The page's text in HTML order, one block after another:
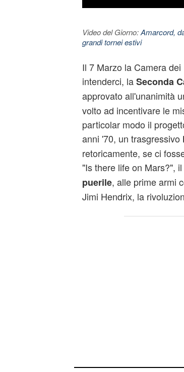
Video del Giorno:Amarcord,
grandi tornei estivi
Il 7 Marzo la Camera
intenderci, laSeconda
approvato all'unanimità
volto ad incentivare le
particolar modo il
anni '70, un trasgressivo
retoricamente, se ci
"Is there life on Mars?",
puerile, alle prime armi
Jimi Hendrix, la